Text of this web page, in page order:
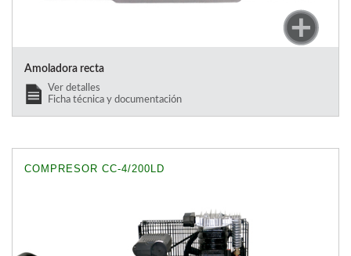
Amoladora recta
Ver detalles
Ficha técnica y documentación
COMPRESOR CC-4/200LD